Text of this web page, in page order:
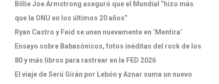
Billie Joe Armstrong aseguró que el Mundial “hizo más
que la ONU en los últimos 20 años”
Ryan Castro y Feid se unen nuevamente en ‘Mentira’
Ensayo sobre Babasónicos, fotos inéditas del rock de los
80 y más libros para rastrear en la FED 2026
El viaje de Serú Girán por Lebón y Aznar suma un nuevo